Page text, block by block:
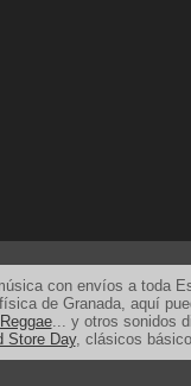
con envíos a toda
de Granada, aquí
Reggae... y otros sonidos
Store Day, clásicos